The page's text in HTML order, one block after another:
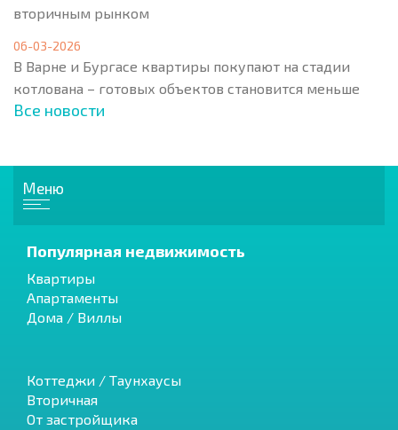
вторичным рынком
06-03-2026
В Варне и Бургасе квартиры покупают на стадии
котлована – готовых объектов становится меньше
Все новости
Меню
Популярная недвижимость
Квартиры
Апартаменты
Дома / Виллы
Коттеджи / Таунхаусы
Вторичная
От застройщика